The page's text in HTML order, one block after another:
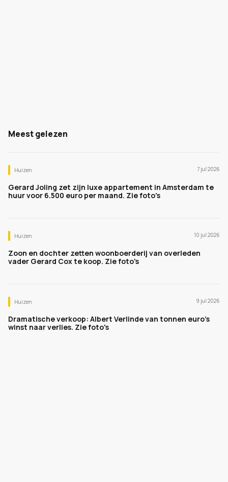
Meest gelezen
Huizen 7 jul 2026
Gerard Joling zet zijn luxe appartement in Amsterdam te
huur voor 6.500 euro per maand. Zie foto's
Huizen 10 jul 2026
Zoon en dochter zetten woonboerderij van overleden
vader Gerard Cox te koop. Zie foto's
Huizen 9 jul 2026
Dramatische verkoop: Albert Verlinde van tonnen euro's
winst naar verlies. Zie foto's